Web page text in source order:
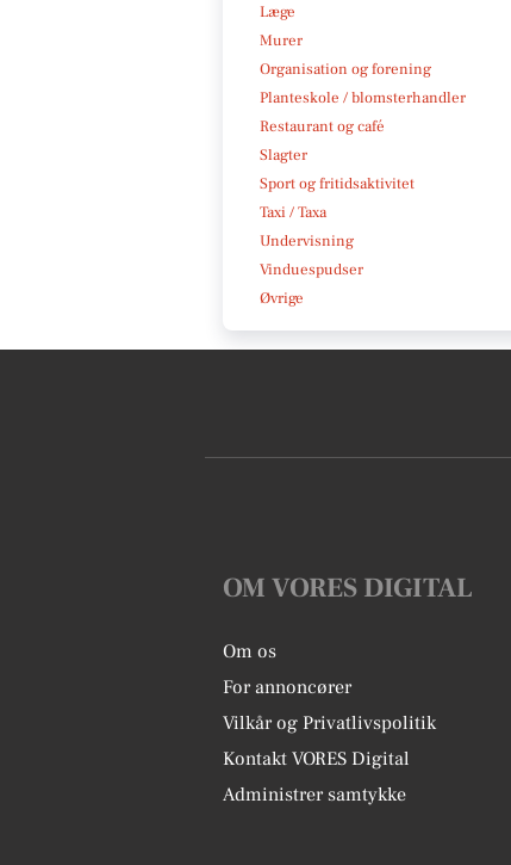
Læge
Murer
Organisation og forening
Planteskole / blomsterhandler
Restaurant og café
Slagter
Sport og fritidsaktivitet
Taxi / Taxa
Undervisning
Vinduespudser
Øvrige
OM VORES DIGITAL
Om os
For annoncører
Vilkår og Privatlivspolitik
Kontakt VORES Digital
Administrer samtykke